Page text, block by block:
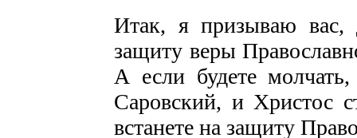
Итак, я призываю вас,
защиту веры
А если будете
Саровский, и Христос
встанете на защиту